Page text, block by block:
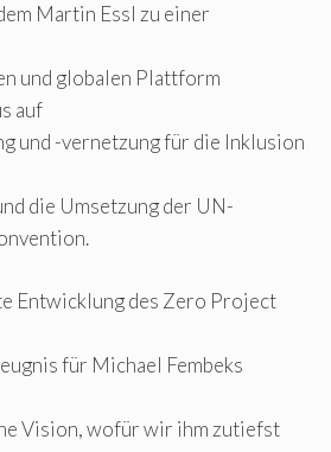
Martin Essl zu einer
und globalen Plattform
auf
und -vernetzung für die Inklusion
die Umsetzung der UN-
Entwicklung des Zero Project
für Michael Fembeks
Vision, wofür wir ihm zutiefst